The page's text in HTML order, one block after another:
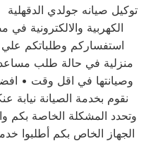
توكيل صيانه جولدي الدقهلية
الكهربية
منزلية في حالة طلب
وصيانتها في اقل وقت •
نقوم بخدمة الصيانة
وتحدد المشكلة الخاصة
الجهاز الخاص بكم أطلبوا